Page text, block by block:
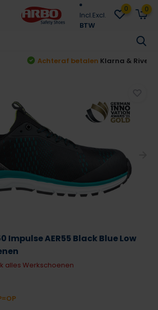
Incl.Excl.
BTW
0 0
betalenKlarna & Riverty
Impulse AER55 Black Blue Low
alles Werkschoenen